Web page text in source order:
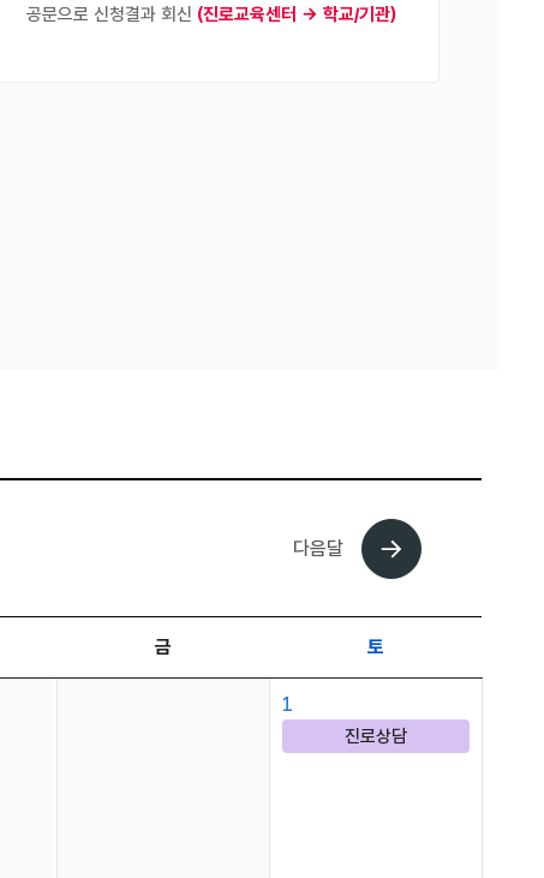
공문으로 신청결과 회신 (진로교육센터 → 학교/기관)
다음달
금 토
1
진로상담